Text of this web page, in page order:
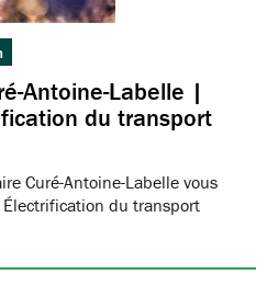
Antoine-Labelle |
du transport
Curé-Antoine-Labelle vous
du transport